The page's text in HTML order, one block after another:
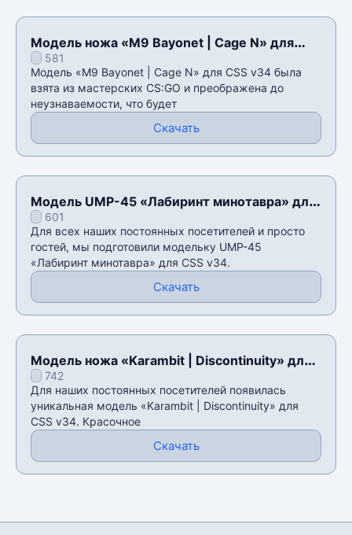
Модель ножа «M9 Bayonet | Cage N» для
CSS v34
581
Модель «M9 Bayonet | Cage N» для CSS v34 была
взята из мастерских CS:GO и преображена до
неузнаваемости, что будет
Скачать
Модель UMP-45 «Лабиринт минотавра» для
CSS v34
601
Для всех наших постоянных посетителей и просто
гостей, мы подготовили модельку UMP-45
«Лабиринт минотавра» для CSS v34.
Скачать
Модель ножа «Karambit | Discontinuity» для
CSS v34
742
Для наших постоянных посетителей появилась
уникальная модель «Karambit | Discontinuity» для
CSS v34. Красочное
Скачать